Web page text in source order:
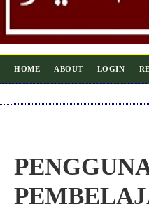
HOME ABOUT LOGIN